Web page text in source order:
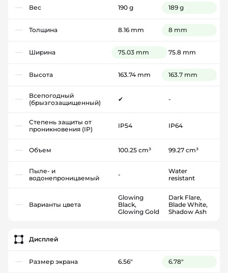
Вес 190 g 189 g
Толщина 8.16 mm 8 mm
Ширина 75.03 mm 75.8 mm
Высота 163.74 mm 163.7 mm
Всепогодный
(брызгозащищенный)
✔ -
Степень защиты от
проникновения (IP)
IP54 IP64
Объем 100.25 cm³ 99.27 cm³
Пыле- и
водонепроницаемый
-
Water
resistant
Варианты цвета
Glowing
Black,
Glowing Gold
Dark Flare,
Blade White,
Shadow Ash
Дисплей
Размер экрана 6.56" 6.78"